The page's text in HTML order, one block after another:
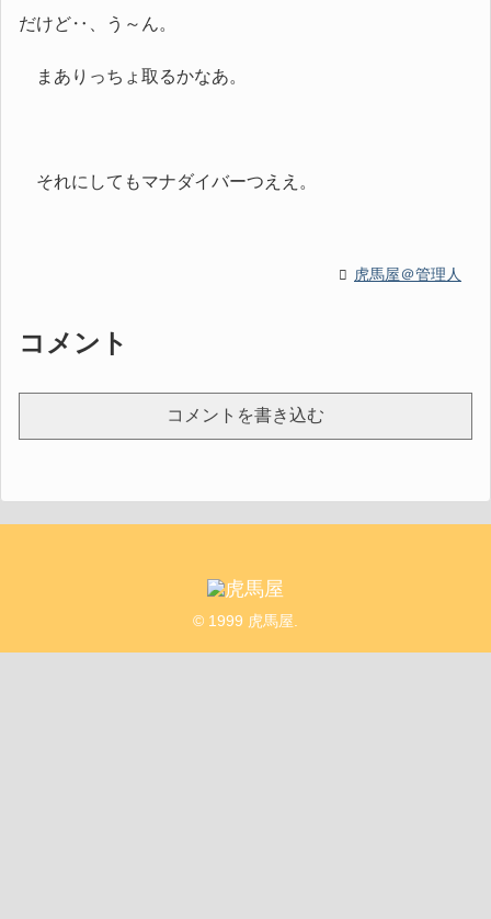
だけど‥、う～ん。
まありっちょ取るかなあ。
それにしてもマナダイバーつええ。
虎馬屋＠管理人
コメント
コメントを書き込む
© 1999 虎馬屋.